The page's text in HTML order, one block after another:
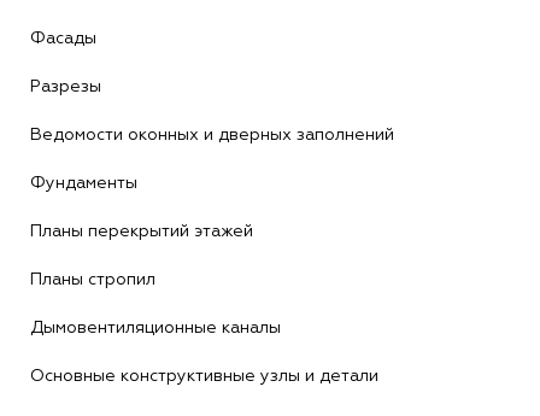
Фасады
Разрезы
Ведомости оконных и дверных заполнений
Фундаменты
Планы перекрытий этажей
Планы стропил
Дымовентиляционные каналы
Основные конструктивные узлы и детали